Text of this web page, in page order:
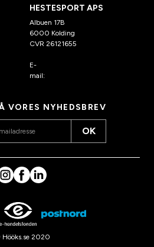
HESTESPORT APS
Albuen 17B
6000 Kolding
CVR 26121655
E-
mail:
VORES NYHEDSBREV
OK
2020